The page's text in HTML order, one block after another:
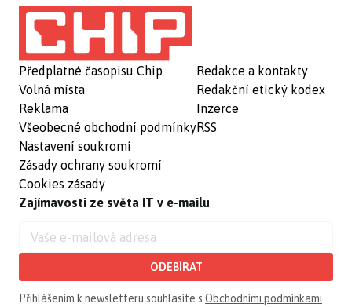
Předplatné časopisu Chip
Volná místa
Reklama
Všeobecné obchodní podmínky
Nastavení soukromí
Zásady ochrany soukromí
Cookies zásady
Redakce a kontakty
Redakční etický kodex
Inzerce
RSS
Zajímavosti ze světa IT v e-mailu
ODEBÍRAT
Přihlášením k newsletteru souhlasíte s Obchodními podmínkami